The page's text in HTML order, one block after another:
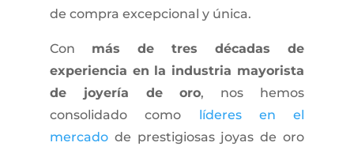
de compra excepcional y única.
Con más de tres décadas de
experiencia en la industria mayorista
de joyería de oro, nos hemos
consolidado como líderes en el
mercadode prestigiosas joyas de oro